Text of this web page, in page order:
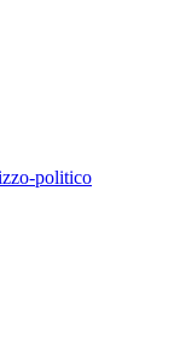
politico